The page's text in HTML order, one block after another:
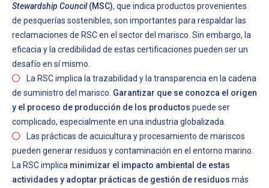
Stewardship Council(MSC), que indica productos provenientes
de pesquerías sostenibles, son importantes para respaldar las
reclamaciones de RSC en el sector del marisco. Sin embargo, la
eficacia y la credibilidad de estas certificaciones pueden ser un
desafío en sí mismo.
La RSC implica la trazabilidad y la transparencia en la cadena
de suministro del marisco. Garantizar que se conozca el origen
y el proceso de producción de los productos puede ser
complicado, especialmente en una industria globalizada.
Las prácticas de acuicultura y procesamiento de mariscos
pueden generar residuos y contaminación en el entorno marino.
La RSC implica minimizar el impacto ambiental de estas
actividades y adoptar prácticas de gestión de residuos más